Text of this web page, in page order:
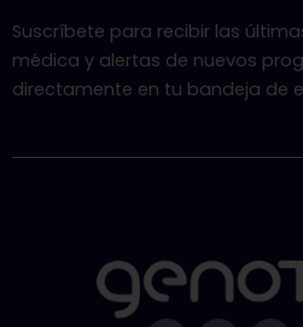
Suscríbete para recibir las
médica y alertas de nuevos
directamente en tu bandeja de